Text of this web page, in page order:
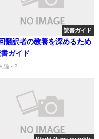
読書ガイド
翻訳者の教養を深めるため
ガイド
論 - 2...